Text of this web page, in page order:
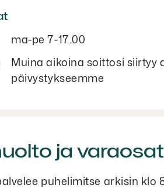
ma-pe 7-17.00
Muina aikoina soittosi siirtyy
päivystykseemme
ja varaosat
puhelimitse arkisin klo